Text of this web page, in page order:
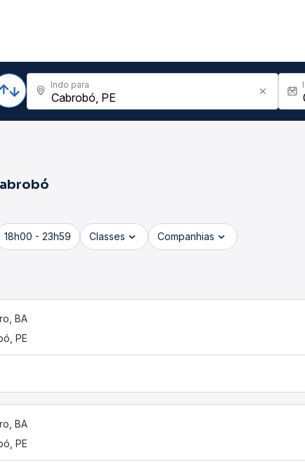
Indo para
18h00 - 23h59 Classes Companhias
BA
PE
BA
PE